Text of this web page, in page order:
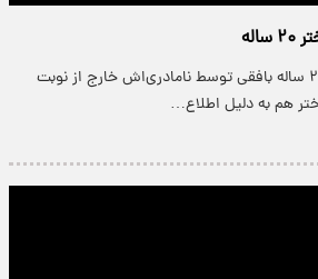
پارسینه: پرونده قتل دختر ۲۰ ساله بافقی توسط نامادری‌اش خارج از نوبت
هم به دلیل اطلاع…